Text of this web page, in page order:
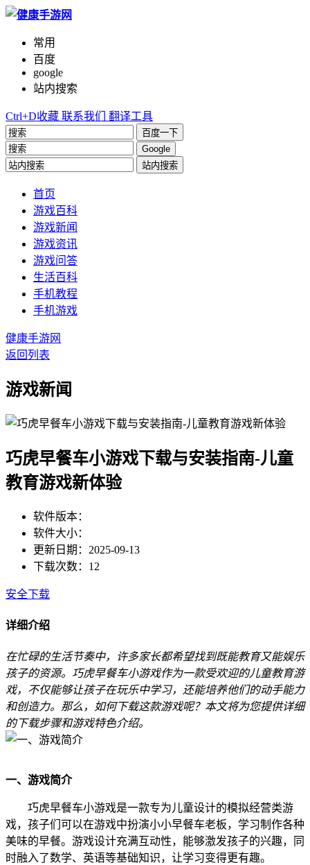
常用
百度
google
站内搜索
Ctrl+D收藏 联系我们 翻译工具
百度一下
Google
站内搜索
首页
游戏百科
游戏新闻
游戏资讯
游戏问答
生活百科
手机教程
手机游戏
健康手游网
返回列表
游戏新闻
巧虎早餐车小游戏下载与安装指南-儿童
教育游戏新体验
软件版本：
软件大小：
更新日期：2025-09-13
下载次数：12
安全下载
详细介绍
在忙碌的生活节奏中，许多家长都希望找到既能教育又能娱乐
孩子的资源。巧虎早餐车小游戏作为一款受欢迎的儿童教育游
戏，不仅能够让孩子在玩乐中学习，还能培养他们的动手能力
和创造力。那么，如何下载这款游戏呢？本文将为您提供详细
的下载步骤和游戏特色介绍。
一、游戏简介
巧虎早餐车小游戏是一款专为儿童设计的模拟经营类游
戏，孩子们可以在游戏中扮演小小早餐车老板，学习制作各种
美味的早餐。游戏设计充满互动性，能够激发孩子的兴趣，同
时融入了数学、英语等基础知识，让学习变得更有趣。